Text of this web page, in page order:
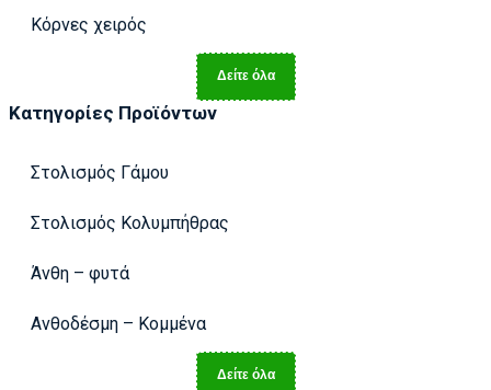
Κόρνες χειρός
Δείτε όλα
Κατηγορίες Προϊόντων
Στολισμός Γάμου
Στολισμός Κολυμπήθρας
Άνθη – φυτά
Ανθοδέσμη – Κομμένα
Δείτε όλα